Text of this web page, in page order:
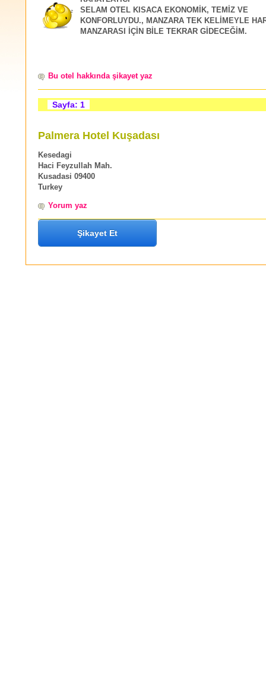
SELAM OTEL KISACA EKONOMİK, TEMİZ VE
KONFORLUYDU., MANZARA TEK KELİMEYLE
MANZARASI İÇİN BİLE TEKRAR GİDECEĞİM.
Bu otel hakkında şikayet yaz
Sayfa: 1
Palmera Hotel Kuşadası
Kesedagi
Haci Feyzullah Mah.
Kusadasi 09400
Turkey
Yorum yaz
Şikayet Et